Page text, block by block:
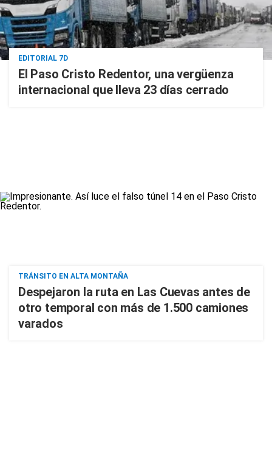
EDITORIAL 7D
El Paso Cristo Redentor, una vergüenza
internacional que lleva 23 días cerrado
TRÁNSITO EN ALTA MONTAÑA
Despejaron la ruta en Las Cuevas antes de
otro temporal con más de 1.500 camiones
varados